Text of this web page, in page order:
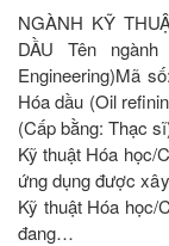
NGÀNH KỸ
DẦU Tên
Engineering)Mã
Hóa dầu (Oil
(Cấp bằng: Thạc
Kỹ thuật Hóa học/
ứng dụng được
Kỹ thuật Hóa học/
đang…